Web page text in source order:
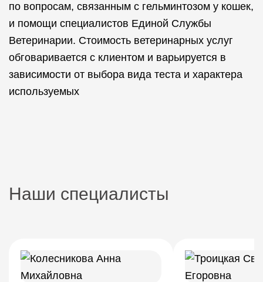
по вопросам, связанным с гельминтозом у кошек,
и помощи специалистов Единой Службы
Ветеринарии. Стоимость ветеринарных услуг
обговаривается с клиентом и варьируется в
зависимости от выбора вида теста и характера
используемых
Наши специалисты